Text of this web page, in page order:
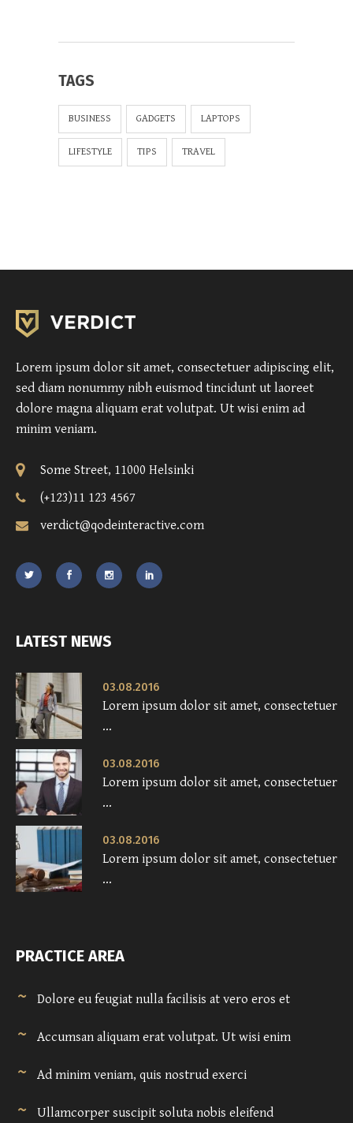
TAGS
BUSINESS GADGETS LAPTOPS
LIFESTYLE TIPS TRAVEL
Lorem ipsum dolor sit amet, consectetuer adipiscing elit,
sed diam nonummy nibh euismod tincidunt ut laoreet
dolore magna aliquam erat volutpat. Ut wisi enim ad
minim veniam.
Some Street, 11000 Helsinki
(+123)11 123 4567
verdict@qodeinteractive.com
LATEST NEWS
03.08.2016
Lorem ipsum dolor sit amet, consectetuer
...
03.08.2016
Lorem ipsum dolor sit amet, consectetuer
...
03.08.2016
Lorem ipsum dolor sit amet, consectetuer
...
PRACTICE AREA
Dolore eu feugiat nulla facilisis at vero eros et
Accumsan aliquam erat volutpat. Ut wisi enim
Ad minim veniam, quis nostrud exerci
Ullamcorper suscipit soluta nobis eleifend